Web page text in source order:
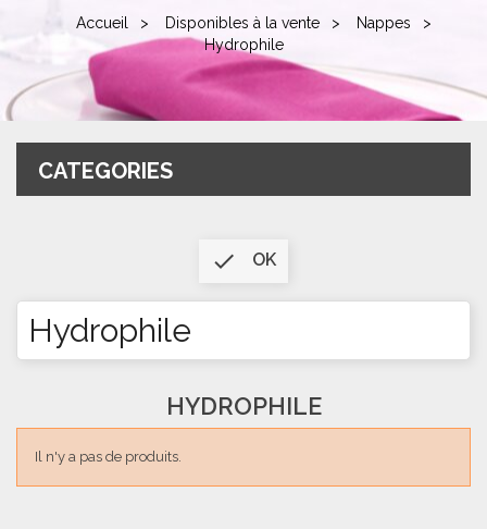
Accueil Disponibles à la vente
Nappes
Hydrophile
CATEGORIES
 OK
Hydrophile
HYDROPHILE
Il n'y a pas de produits.